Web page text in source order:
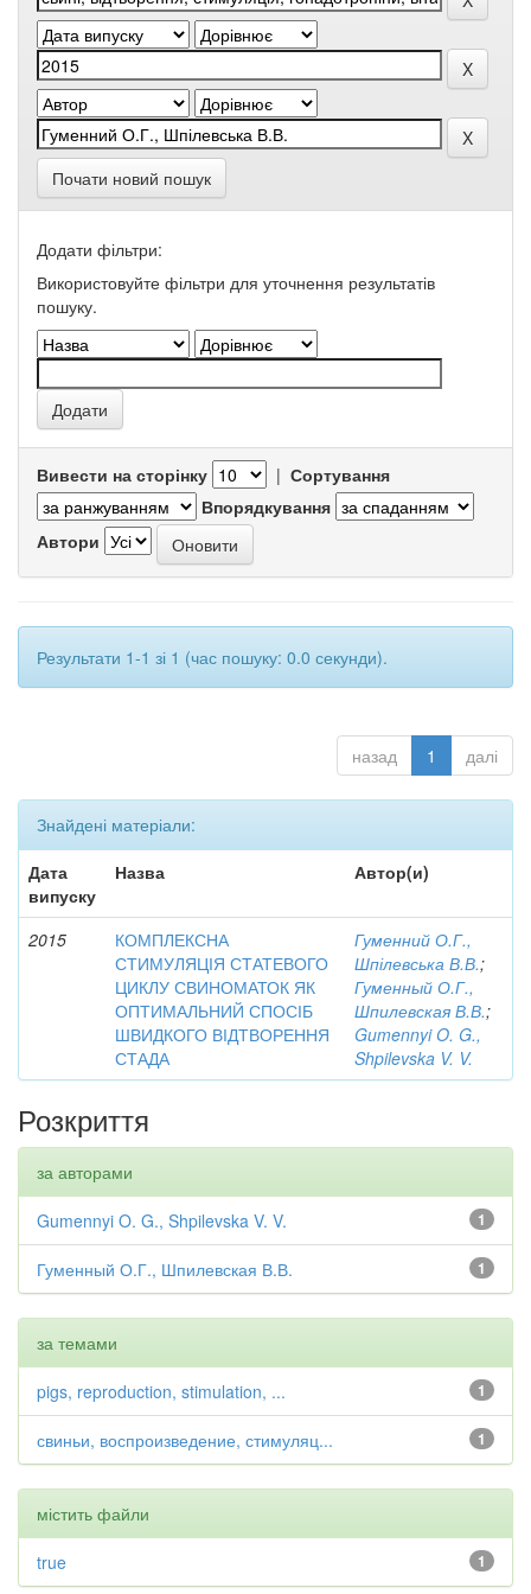
Почати новий пошук
Додати фільтри:
Використовуйте фільтри для уточнення результатів
пошуку.
Вивести на сторінку | Сортування
Впорядкування
Автори
Результати 1-1 зі 1 (час пошуку: 0.0 секунди).
назад 1 далі
Знайдені матеріали:
Дата
випуску
Назва Автор(и)
2015
КОМПЛЕКСНА
СТИМУЛЯЦІЯ СТАТЕВОГО
ЦИКЛУ СВИНОМАТОК ЯК
ОПТИМАЛЬНИЙ СПОСІБ
ШВИДКОГО ВІДТВОРЕННЯ
СТАДА
Гуменний О.Г.,
Шпілевська В.В.;
Гуменный О.Г.,
Шпилевская В.В.;
Gumennyi O. G.,
Shpilevska V. V.
Розкриття
за авторами
1
Gumennyi O. G., Shpilevska V. V.
1
Гуменный О.Г., Шпилевская В.В.
за темами
1
pigs, reproduction, stimulation, ...
1
свиньи, воспроизведение, стимуляц...
містить файли
1
true